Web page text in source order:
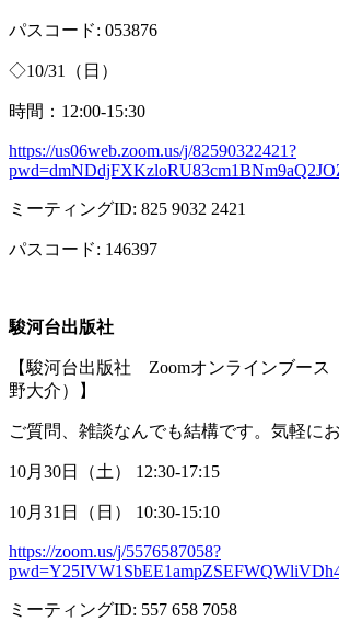
パスコード: 053876
◇10/31 （日）
時間： 12:00-15:30
https://us06web.zoom.us/j/82590322421?
ミーティングID: 825 9032 2421
パスコード: 146397
駿河台出版社
【駿河台出版社 Zoomオンラインブース
野大介）】
ご質問、雑談なんでも結構です。気軽に
10月 30日（土） 12:30-17:15
10月 31 日（日） 10:30-15:10
https://zoom.us/j/5576587058?
ミーティングID: 557 658 7058